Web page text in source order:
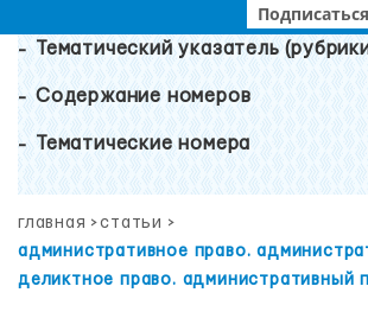
Тематический указатель
Содержание номеров
Тематические номера
главная >статьи >
административное право.
деликтное право. административный